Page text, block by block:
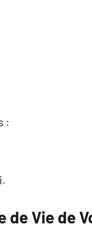
:
de Vie de